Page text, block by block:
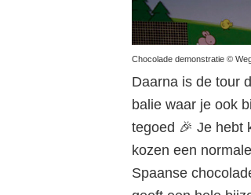
Chocolade demonstratie ©
Daarna is de tour
balie waar je ook
tegoed 🎉 Je hebt
kozen een
Spaanse